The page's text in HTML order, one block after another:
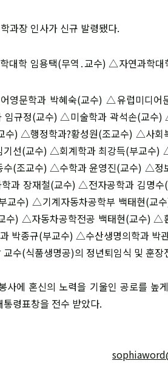
학과장 인사가 신규 발령됐다.
대학 임용택(무역 ․교수) △자연과학대
문학과 박혜숙(교수) △유럽미디어
규정(교수) △미술학과 곽석손(교수)
) △행정학과?황성원(조교수) △사회
선(교수) △회계학과 최강득(부교수)
(조교수) △수학과 윤영진(교수) △정
과 장재철(교수) △전자공학과 김명
교수) △기계자동차공학부 백태현(교
수) △자동차공학전공 백태현(교수) △
박종규(부교수) △수산생명의학과 박
수(식품생명공)의 정년퇴임식 및 훈장
에 혼신의 노력을 기울인 공로를 높
령표창을 전수 받았다.